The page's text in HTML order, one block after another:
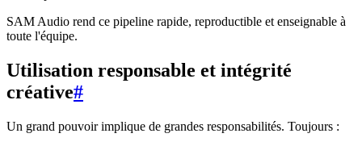
SAM Audio rend ce pipeline rapide, reproductible et enseignable à
toute l'équipe.
Utilisation responsable et intégrité
créative#
Un grand pouvoir implique de grandes responsabilités. Toujours :